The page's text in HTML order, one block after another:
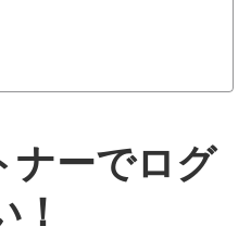
ナーでログ
！